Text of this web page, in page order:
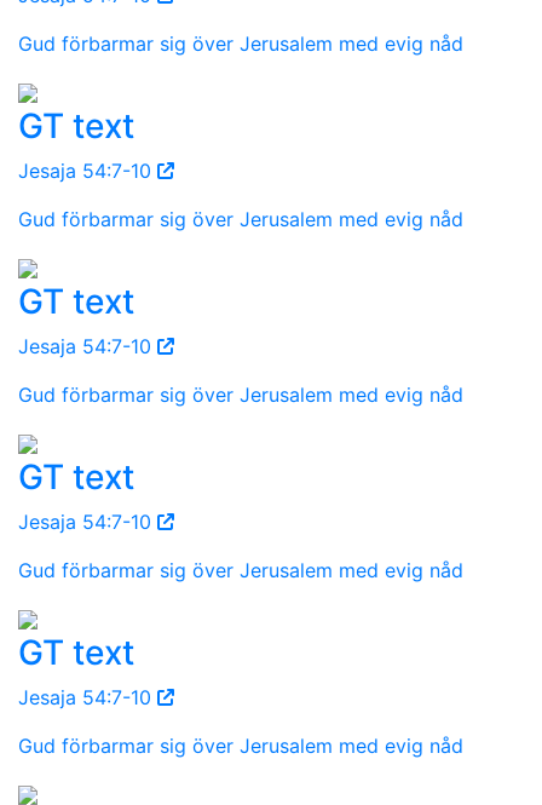
Gud förbarmar sig över Jerusalem med evig nåd
GT text
Jesaja 54:7-10
Gud förbarmar sig över Jerusalem med evig nåd
GT text
Jesaja 54:7-10
Gud förbarmar sig över Jerusalem med evig nåd
GT text
Jesaja 54:7-10
Gud förbarmar sig över Jerusalem med evig nåd
GT text
Jesaja 54:7-10
Gud förbarmar sig över Jerusalem med evig nåd